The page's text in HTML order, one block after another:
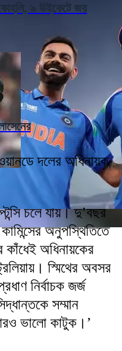
কোহলি, ৯ উইকেটে জয়
দলের অধিনায়ক
চলে যায়। দু’বছর
অনুপস্থিতিতে
কাঁধেই অধিনায়কের
স্মিথের অবসর
নির্বাচক জর্জ
সম্মান
ভালো কাটুক।’